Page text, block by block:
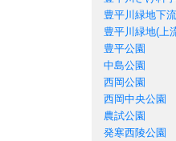
豊平川緑地下
豊平川緑地(上
豊平公園
中島公園
西岡公園
西岡中央公園
農試公園
発寒西陵公園